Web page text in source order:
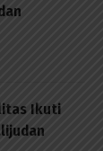
Ikuti